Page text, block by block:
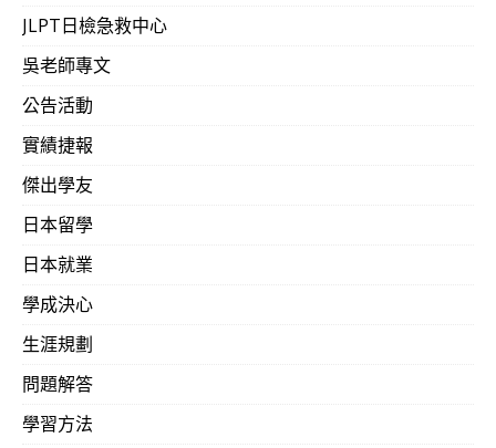
JLPT日檢急救中心
吳老師專文
公告活動
實績捷報
傑出學友
日本留學
日本就業
學成決心
生涯規劃
問題解答
學習方法